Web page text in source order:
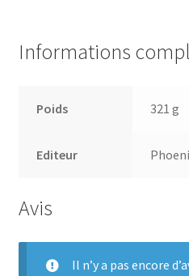
Informations
Poids 321 g
Editeur
Avis
Il n’y a pas encore